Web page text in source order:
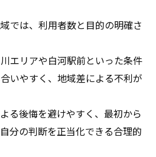
では、利用者数と目的の明確さ
エリアや白河駅前といった条件
いやすく、地域差による不利が
る後悔を避けやすく、最初から
分の判断を正当化できる合理的